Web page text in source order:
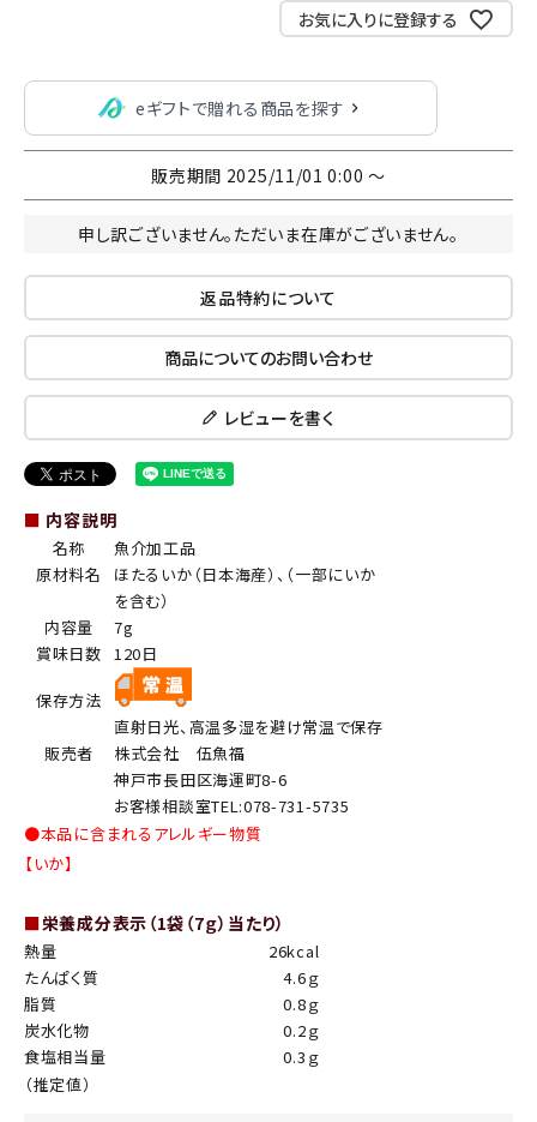
お気に入りに登録する
eギフトで贈れる商品を探す
販売期間 2025/11/01 0:00 〜
申し訳ございません。ただいま在庫がございません。
返品特約について
商品についてのお問い合わせ
レビューを書く
■ 内容説明
名称
魚介加工品
原材料名
ほたるいか（日本海産）、（一部にいか
を含む）
内容量
7g
賞味日数 120日
保存方法
直射日光、高温多湿を避け常温で保存
販売者
株式会社 伍魚福
神戸市長田区海運町8-6
お客様相談室TEL:078-731-5735
●本品に含まれるアレルギー物質
【いか】
■栄養成分表示（1袋（7ｇ）当たり）
熱量
26kcal
たんぱく質
4.6ｇ
脂質
0.8ｇ
炭水化物
0.2ｇ
食塩相当量
0.3ｇ
（推定値）